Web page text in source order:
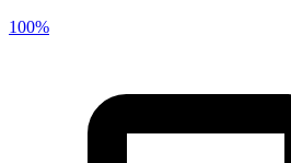
100%